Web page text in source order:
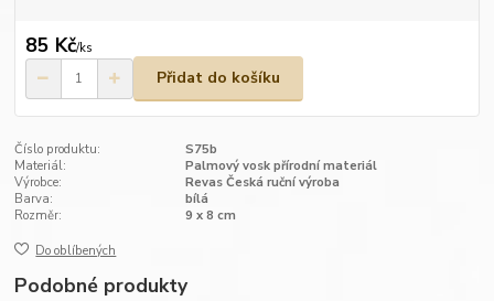
85 Kč/ks
Přidat do košíku
Číslo produktu:
S75b
Materiál:
Palmový vosk přírodní materiál
Výrobce:
Revas Česká ruční výroba
Barva:
bílá
Rozměr:
9 x 8 cm
Do oblíbených
Podobné produkty